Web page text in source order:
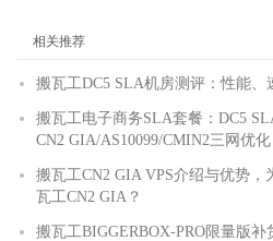
相关推荐
搬瓦工DC5 SLA机房测评：性能
搬瓦工电子商务SLA套餐：DC5
CN2 GIA/AS10099/CMIN2三网优化
搬瓦工CN2 GIA VPS介绍与优势
瓦工CN2 GIA？
搬瓦工BIGGERBOX-PRO限量版补